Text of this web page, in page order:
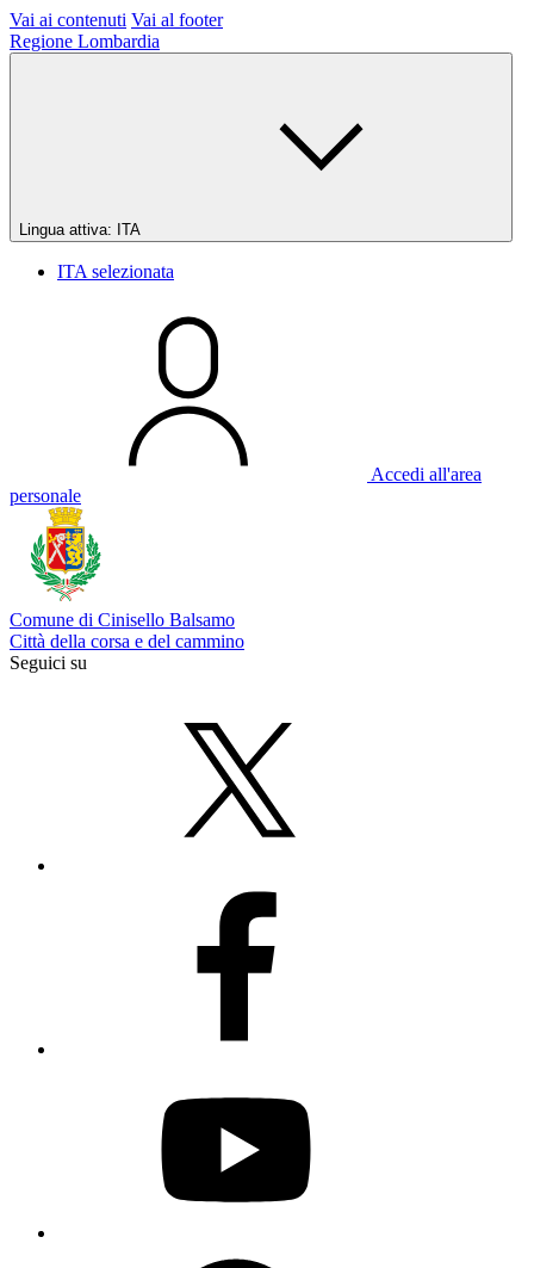
Vai ai contenuti Vai al footer
Regione Lombardia
Lingua attiva: ITA
ITA selezionata
Accedi all'area
personale
Comune di Cinisello Balsamo
Città della corsa e del cammino
Seguici su